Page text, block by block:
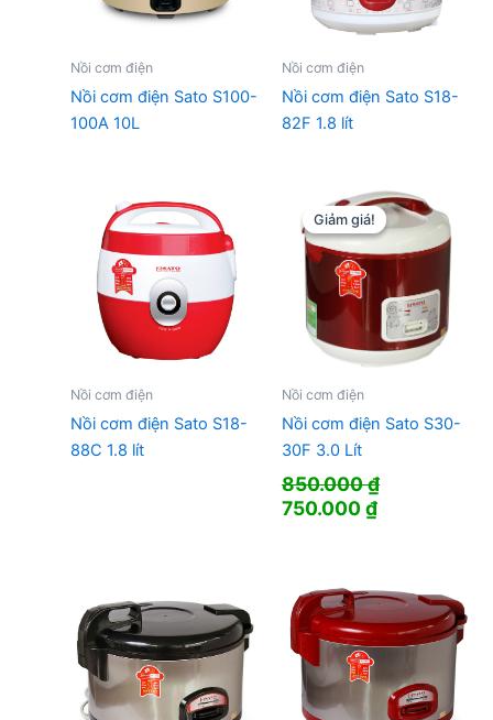
Nồi cơm điện
Nồi cơm điện Sato S100-
100A 10L
Nồi cơm điện
Nồi cơm điện Sato S18-
82F 1.8 lít
Nồi cơm điện
Nồi cơm điện Sato S18-
88C 1.8 lít
Giảm giá!
Giảm giá!
Nồi cơm điện
Nồi cơm điện Sato S30-
30F 3.0 Lít
850.000₫
Giá
750.000₫Giá
750.000 ₫.